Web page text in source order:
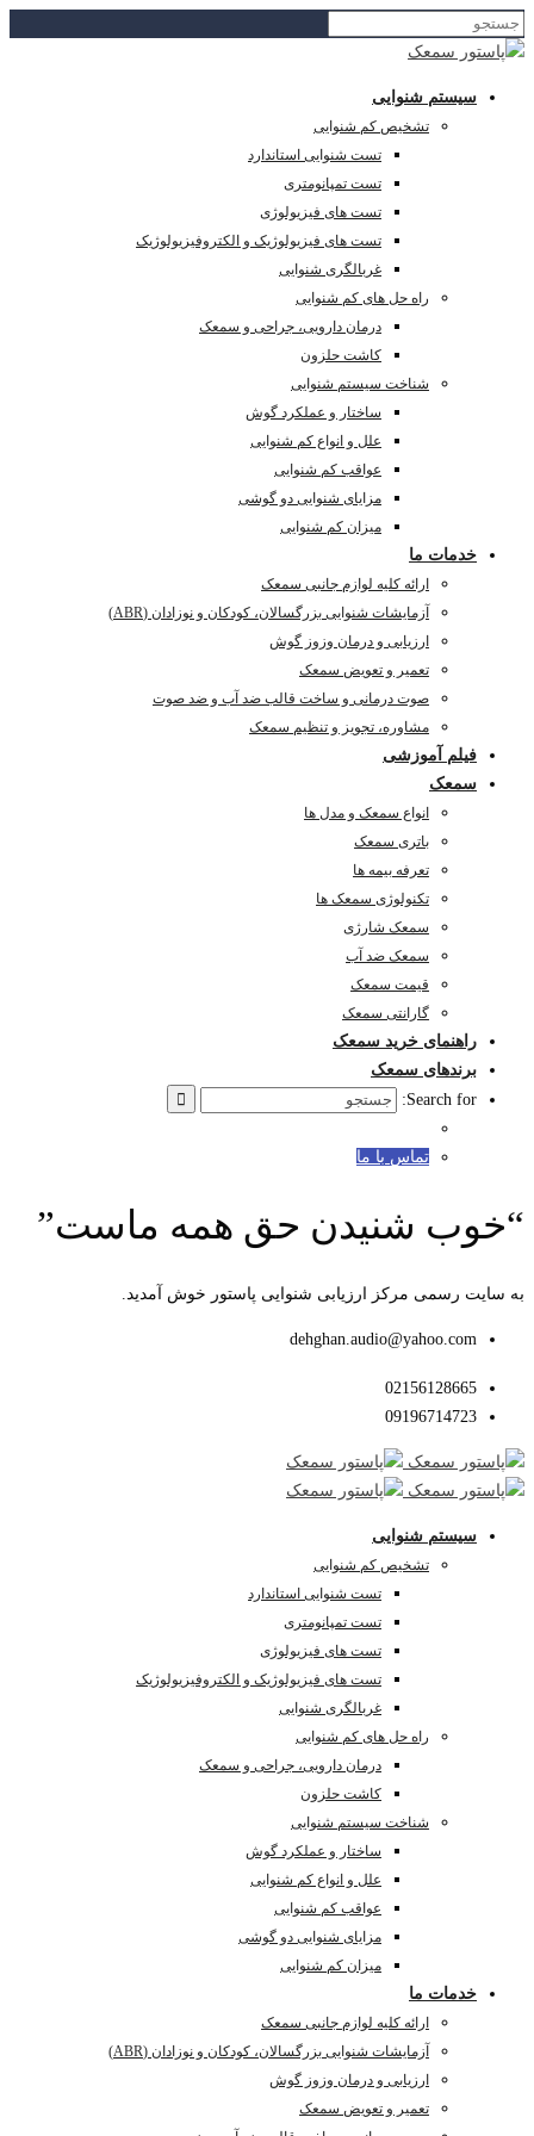
سیستم شنوایی
تشخیص کم شنوایی
تست شنوایی استاندارد
تست تمپانومتری
تست های فیزیولوژی
تست های فیزیولوژیک و الکتروفیزیولوژیک
غربالگری شنوایی
راه حل های کم شنوایی
درمان دارویی، جراحی و سمعک
کاشت حلزون
شناخت سیستم شنوایی
ساختار و عملکرد گوش
علل و انواع کم شنوایی
عواقب کم شنوایی
مزایای شنوایی دو گوشی
میزان کم شنوایی
خدمات ما
ارائه کلیه لوازم جانبی سمعک
آزمایشات شنوایی بزرگسالان، کودکان و نوزادان (ABR)
ارزیابی و درمان وزوز گوش
تعمیر و تعویض سمعک
صوت درمانی و ساخت قالب ضد آب و ضد صوت
مشاوره، تجویز و تنظیم سمعک
فیلم آموزشی
سمعک
انواع سمعک و مدل ها
باتری سمعک
تعرفه بیمه ها
تکنولوژی سمعک ها
سمعک شارژی
سمعک ضد آب
قیمت سمعک
گارانتی سمعک
راهنمای خرید سمعک
برندهای سمعک
Search for:
تماس با ما
“خوب شنیدن حق همه ماست”
به سایت رسمی مرکز ارزیابی شنوایی پاستور خوش آمدید.
dehghan.audio@yahoo.com
02156128665
09196714723
سیستم شنوایی
تشخیص کم شنوایی
تست شنوایی استاندارد
تست تمپانومتری
تست های فیزیولوژی
تست های فیزیولوژیک و الکتروفیزیولوژیک
غربالگری شنوایی
راه حل های کم شنوایی
درمان دارویی، جراحی و سمعک
کاشت حلزون
شناخت سیستم شنوایی
ساختار و عملکرد گوش
علل و انواع کم شنوایی
عواقب کم شنوایی
مزایای شنوایی دو گوشی
میزان کم شنوایی
خدمات ما
ارائه کلیه لوازم جانبی سمعک
آزمایشات شنوایی بزرگسالان، کودکان و نوزادان (ABR)
ارزیابی و درمان وزوز گوش
تعمیر و تعویض سمعک